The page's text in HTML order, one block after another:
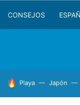
CONSEJOS
HOY SE HABLA DE
Playa Japón